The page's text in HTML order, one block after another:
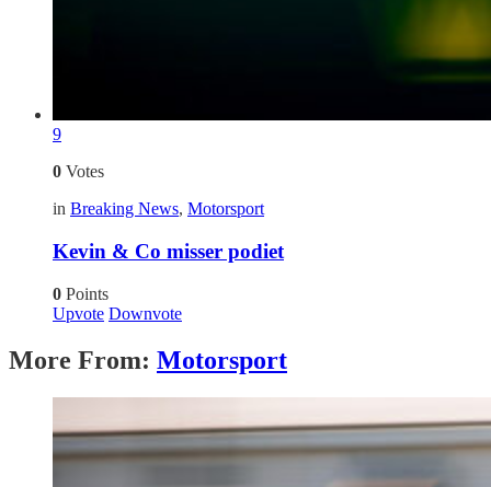
9
0 Votes
in Breaking News, Motorsport
Kevin & Co misser podiet
0 Points
Upvote Downvote
More From: Motorsport